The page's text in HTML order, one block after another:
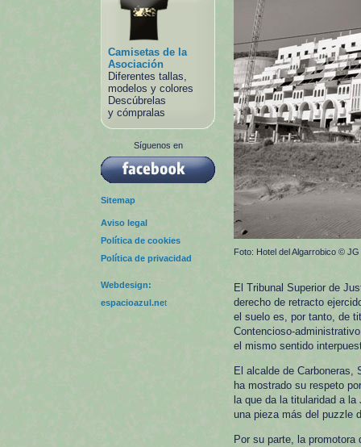
Camisetas de la
Asociación
Diferentes tallas,
modelos y colores
Descúbrelas
y cómpralas
Síguenos en
Sitemap
Aviso legal
Política de cookies
Política de privacidad
Webdesign:
espacioazul.net
Foto: Hotel del Algarrobico © JG
El Tribunal Superior de
derecho de retracto
el suelo es, por tanto, de
Contencioso-
el mismo sentido
El alcalde de Carboneras,
ha mostrado su respeto
la que da la titularidad a
una pieza más del puzzle
Por su parte, la